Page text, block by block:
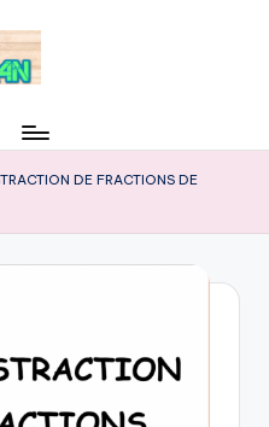
DE FRACTIONS DE